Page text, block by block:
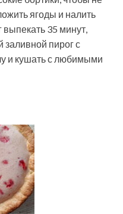
ягоды и налить
выпекать 35 минут,
заливной пирог с
и кушать с любимыми